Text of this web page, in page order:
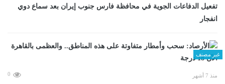
تفعيل الدفاعات الجوية في محافظة فارس جنوب إيران بعد سماع دوي
انفجار
غير مصنف
منذ 7 أشهر 0